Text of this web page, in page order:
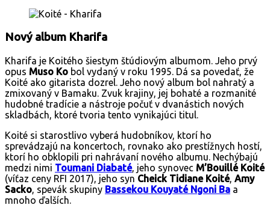
Nový album Kharifa
Kharifa je Koitého šiestym štúdiovým albumom. Jeho prvý
opus Muso Ko bol vydaný v roku 1995. Dá sa povedať, že
Koité ako gitarista dozrel. Jeho nový album bol nahratý a
zmixovaný v Bamaku. Zvuk krajiny, jej bohaté a rozmanité
hudobné tradície a nástroje počuť v dvanástich nových
skladbách, ktoré tvoria tento vynikajúci titul.
Koité si starostlivo vyberá hudobníkov, ktorí ho
sprevádzajú na koncertoch, rovnako ako prestížnych hostí,
ktorí ho obklopili pri nahrávaní nového albumu. Nechýbajú
medzi nimi Toumani Diabaté, jeho synovec M’Bouillé Koité
(víťaz ceny RFI 2017), jeho syn Cheick Tidiane Koité, Amy
Sacko, spevák skupiny Bassekou Kouyaté Ngoni Ba a
mnoho ďalších.